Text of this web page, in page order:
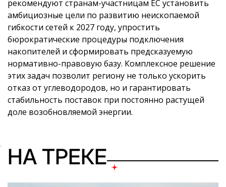
рекомендуют странам-участницам ЕС установить
амбициозные цели по развитию неископаемой
гибкости сетей к 2027 году, упростить
бюрократические процедуры подключения
накопителей и сформировать предсказуемую
нормативно-правовую базу. Комплексное решение
этих задач позволит региону не только ускорить
отказ от углеводородов, но и гарантировать
стабильность поставок при постоянно растущей
доле возобновляемой энергии.
НА ТРЕКЕ